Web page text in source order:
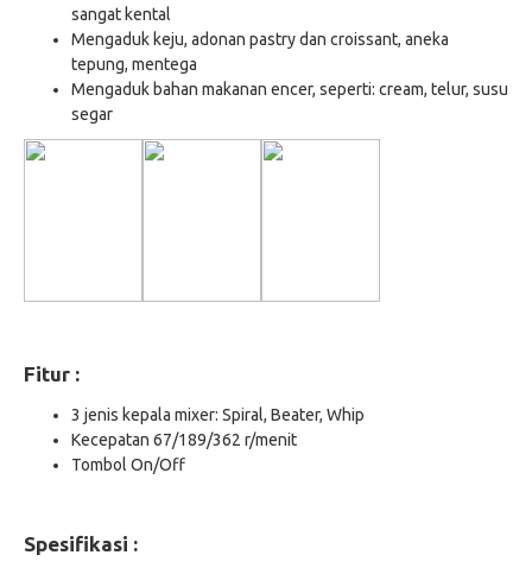
sangat kental
Mengaduk keju, adonan pastry dan croissant, aneka
tepung, mentega
Mengaduk bahan makanan encer, seperti: cream, telur, susu
segar
Fitur :
3 jenis kepala mixer: Spiral, Beater, Whip
Kecepatan 67/189/362 r/menit
Tombol On/Off
Spesifikasi :